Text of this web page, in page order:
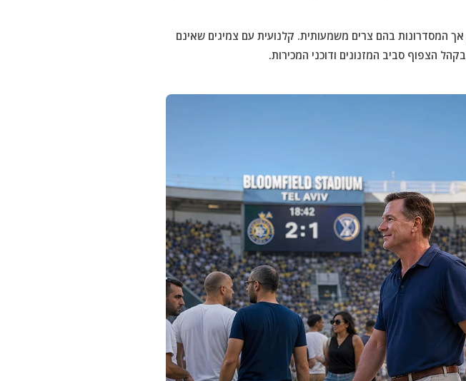
המסדרונות בהם צרים משמעותית. קלנועית עם צמיגים שאינם
הצפוף סביב המזנונים ודוכני המכירות.